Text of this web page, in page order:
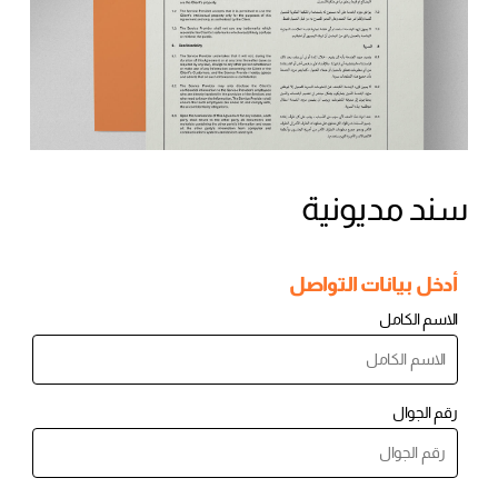
سند مديونية
أدخل بيانات التواصل
الاسم الكامل
رقم الجوال